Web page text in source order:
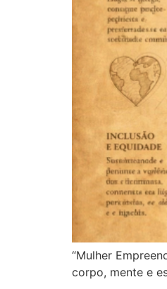
“Mulher
corpo, mente e